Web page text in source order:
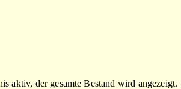
aktiv, der gesamte Bestand wird angezeigt.